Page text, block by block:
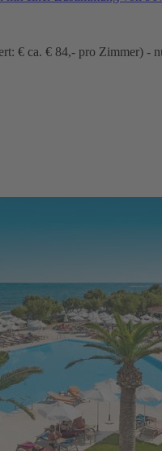
€ ca. € 84,- pro Zimmer) -